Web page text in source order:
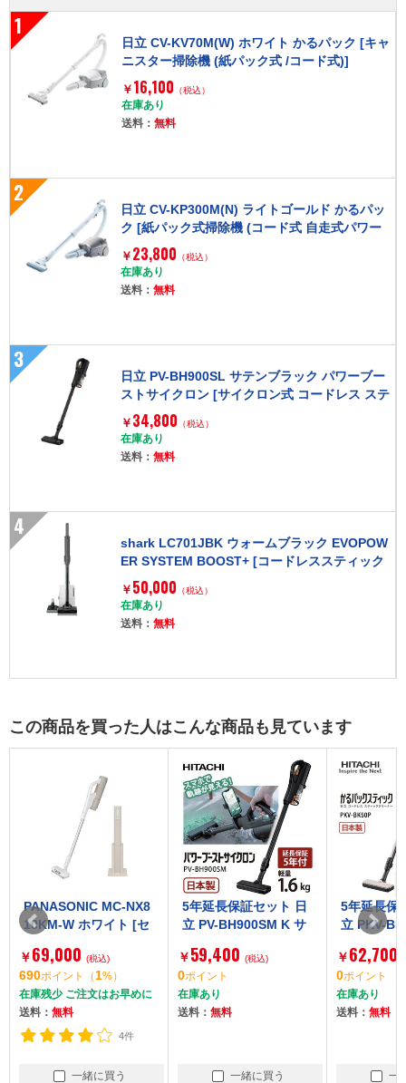
1
日立 CV-KV70M(W) ホワイト かるパック [キャ
ニスター掃除機 (紙パック式 /コード式)]
￥ 16,100 （税込）
在庫あり
送料：無料
2
日立 CV-KP300M(N) ライトゴールド かるパッ
ク [紙パック式掃除機 (コード式 自走式パワー
ブラシタイプ)]
￥ 23,800 （税込）
在庫あり
送料：無料
3
日立 PV-BH900SL サテンブラック パワーブー
ストサイクロン [サイクロン式 コードレス ステ
ィッククリーナー]
￥ 34,800 （税込）
在庫あり
送料：無料
4
shark LC701JBK ウォームブラック EVOPOW
ER SYSTEM BOOST+ [コードレススティック
クリーナー]
￥ 50,000 （税込）
在庫あり
送料：無料
この商品を買った人はこんな商品も見ています
PANASONIC MC-NX8
10KM-W ホワイト [セ
スティック掃除機]
￥69,000 (税込)
690ポイント （ 1%）
在庫残少 ご注文はお早めに
送料： 無料
4件
一緒に買う
5年延長保証セット 日
立 PV-BH900SM K サ
ーストサイクロン [サ
イクロン式コードレス
スティッククリーナ
ー]
￥59,400 (税込)
0ポイント
在庫あり
送料： 無料
一緒に買う
5年延長保
立 PKV-
ィック [紙
ティック
￥62,700
0ポイント
在庫あり
送料： 無料
一